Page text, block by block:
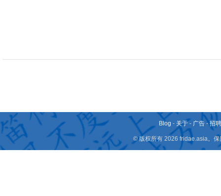
Blog - 关于 - 广告 -招
© 版权所有 2026 fridae.asia。